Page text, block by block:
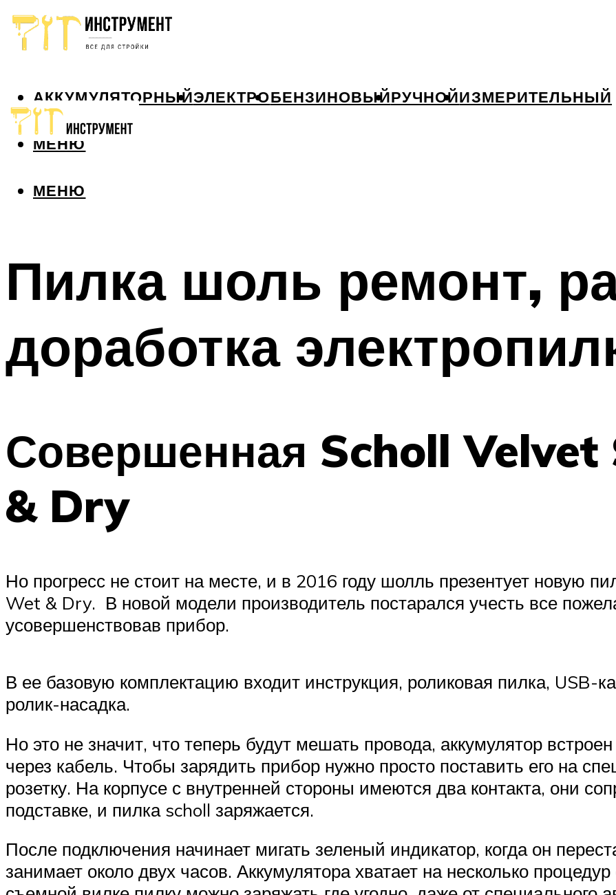
АККУМУЛЯТОРНЫЙЭЛЕКТРОБЕНЗИНОВЫЙРУЧНОЙИЗМЕРИТЕЛЬНЫЙ
МЕНЮ
МЕНЮ
Пилка шоль ремонт,
доработка
Совершенная Scholl
& Dry
Но прогресс не стоит на месте, и в 2016 году шолль презентует новую
Wet & Dry. В новой модели производитель постарался учесть все
усовершенствовав прибор.
В ее базовую комплектацию входит инструкция, роликовая пилка, USB-
ролик-насадка.
Но это не значит, что теперь будут мешать провода, аккумулятор
через кабель. Чтобы зарядить прибор нужно просто поставить его на
розетку. На корпусе с внутренней стороны имеются два контакта, они
подставке, и пилка scholl заряжается.
После подключения начинает мигать зеленый индикатор, когда он
занимает около двух часов. Аккумулятора хватает на несколько